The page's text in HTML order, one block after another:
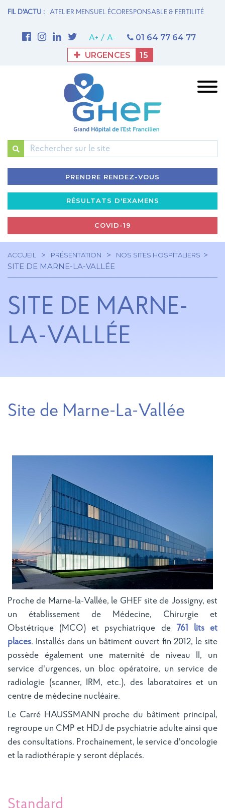
FIL D'ACTU :
MATERNITÉ ATELIER MENSUEL ÉCORESPONSABLE & FERTILITÉ
A+ / A-
01 64 77 64 77
URGENCES
15
PRENDRE RENDEZ-VOUS
RÉSULTATS D'EXAMENS
COVID-19
Navigation
principale
Fil
d'Ariane
ACCUEIL PRÉSENTATION NOS SITES HOSPITALIERS
SITE DE MARNE-LA-VALLÉE
SITE DE MARNE-
LA-VALLÉE
Site de Marne-La-Vallée
Proche de Marne-la-Vallée, le GHEF site de Jossigny, est
un établissement de Médecine, Chirurgie et
Obstétrique (MCO) et psychiatrique de 761 lits et
places. Installés dans un bâtiment ouvert fin 2012, le site
possède également une maternité de niveau II, un
service d'urgences, un bloc opératoire, un service de
radiologie (scanner, IRM, etc.), des laboratoires et un
centre de médecine nucléaire.
Le Carré HAUSSMANN proche du bâtiment principal,
regroupe un CMP et HDJ de psychiatrie adulte ainsi que
des consultations. Prochainement, le service d'oncologie
et la radiothérapie y seront déplacés.
Standard